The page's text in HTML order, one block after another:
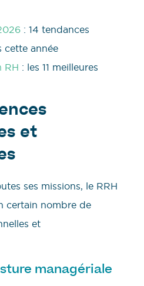
: 14 tendances
cette année
RH : les 11 meilleures
et
ses missions, le RRH
certain nombre de
et
managériale